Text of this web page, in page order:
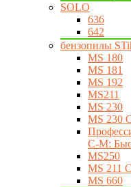
SOLO
636
642
бензопилы
MS 180
MS 181
MS 192
MS211
MS 230
MS 230
C-M:
MS250
MS 211
MS 660